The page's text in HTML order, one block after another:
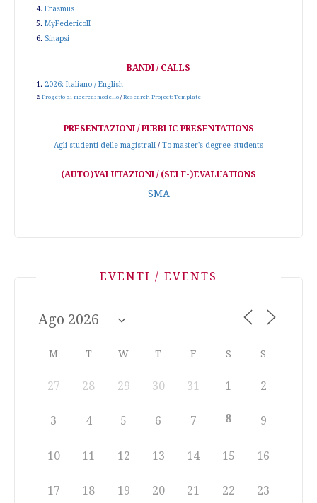
4. Erasmus
5. MyFedericoII
6. Sinapsi
BANDI / CALLS
1. 2026: Italiano / English
2. Progetto di ricerca: modello /Research Project: Template
PRESENTAZIONI / PUBBLIC PRESENTATIONS
Agli studenti delle magistrali / To master's degree students
(AUTO)VALUTAZIONI / (SELF-)EVALUATIONS
SMA
EVENTI / EVENTS
M T W T F S S
27 28 29 30 31 1 2
3 4 5 6 7 8 9
10 11 12 13 14 15 16
17 18 19 20 21 22 23